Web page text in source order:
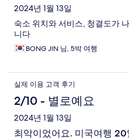
후
기
2024년 1월 13일
숙소 위치와 서비스, 청결도가
니다
BONG JIN 님, 5박 여행
실제 이용 고객 후기
2/10 - 별로예요
2024년 1월 13일
최악이었어요. 미국여행 20